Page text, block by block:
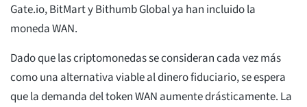
Gate.io, BitMart y Bithumb Global ya han incluido la
moneda WAN.
Dado que las criptomonedas se consideran cada vez más
como una alternativa viable al dinero fiduciario, se espera
que la demanda del token WAN aumente drásticamente. La